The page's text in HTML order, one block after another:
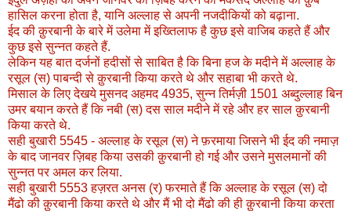
हासिल करना होता है, यानि अल्लाह से अपनी नजदीकियों को बढ़ाना.
ईद की क़ुरबानी के बारे में उलेमा में इख्तिलाफ है कुछ इसे वाजिब कहते हैं और
कुछ इसे सुन्नत कहते हैं.
लेकिन यह बात दर्जनों हदीसों से साबित है कि बिना हज के मदीने में अल्लाह के
रसूल (स) पाबन्दी से क़ुरबानी किया करते थे और सहाबा भी करते थे.
मिसाल के लिए देखये मुसनद अहमद 4935, सुन्न तिर्मज़ी 1501 अब्दुल्लाह बिन
उमर बयान करते हैं कि नबी (स) दस साल मदीने में रहे और हर साल क़ुरबानी
किया करते थे.
सही बुखारी 5545 - अल्लाह के रसूल (स) ने फ़रमाया जिसने भी ईद की नमाज़
के बाद जानवर ज़िबह किया उसकी क़ुरबानी हो गई और उसने मुसलमानों की
सुन्नत पर अमल कर लिया.
सही बुखारी 5553 हज़रत अनस (र) फरमाते हैं कि अल्लाह के रसूल (स) दो
मैंढो की क़ुरबानी किया करते थे और मैं भी दो मैंढो की ही क़ुरबानी किया करता